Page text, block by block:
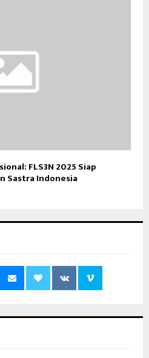
FLS3N 2025 Siap
Sastra Indonesia